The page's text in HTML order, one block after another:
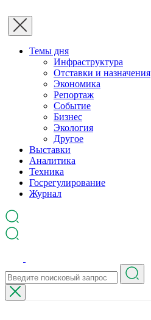
Темы дня
Инфраструктура
Отставки и назначения
Экономика
Репортаж
Событие
Бизнес
Экология
Другое
Выставки
Аналитика
Техника
Госрегулирование
Журнал